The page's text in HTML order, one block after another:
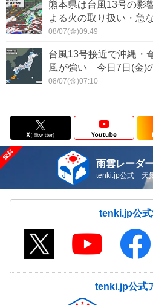
熊本県は台風13号の
よる火の取り扱い・急
08/07(金)09:49
台風13号接近で沖縄
風が強い 今日7日(金)
08/07(金)07:10
雨雲レーダ
tenki.jp公式 天
tenki.jp公
tenki.jp公式